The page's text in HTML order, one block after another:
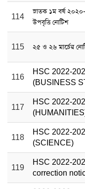
114
স্নাতক ১ম বর্ষ ২০২০-
উপবৃত্তি নোটিশ
115 ২৫ ও ২৬ মার্চের
116
HSC 2022-
(BUSINESS
117
HSC 2022-
118
HSC 2022-
(SCIENCE)
119
HSC 2022-
correction